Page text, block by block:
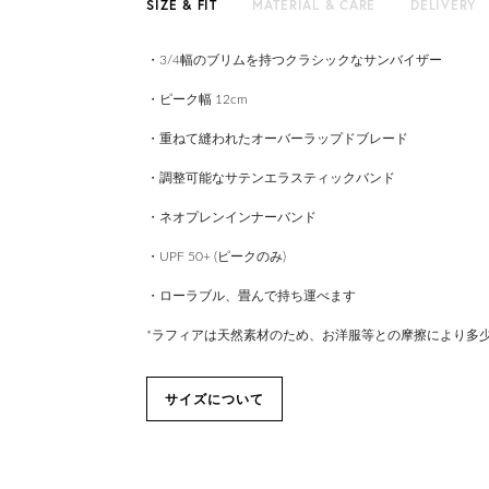
SIZE & FIT MATERIAL & CARE DELIVERY
・3/4幅のブリムを持つクラシックなサンバイザー
・ピーク幅 12cm
・重ねて縫われたオーバーラップドブレード
・調整可能なサテンエラスティックバンド
・ネオプレンインナーバンド
・UPF 50+ (ピークのみ)
・ローラブル、畳んで持ち運べます
*ラフィアは天然素材のため、お洋服等との摩擦により多
サイズについて